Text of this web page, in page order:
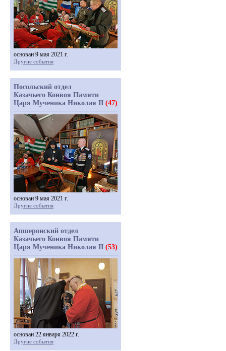
основан 9 мая 2021 г.
Другие события
Посольский отдел
Казачьего Конвоя Памяти
Царя Мученика Николая II (47)
основан 9 мая 2021 г.
Другие события
Апшеронский отдел
Казачьего Конвоя Памяти
Царя Мученика Николая II (53)
основан 22 января 2022 г.
Другие события